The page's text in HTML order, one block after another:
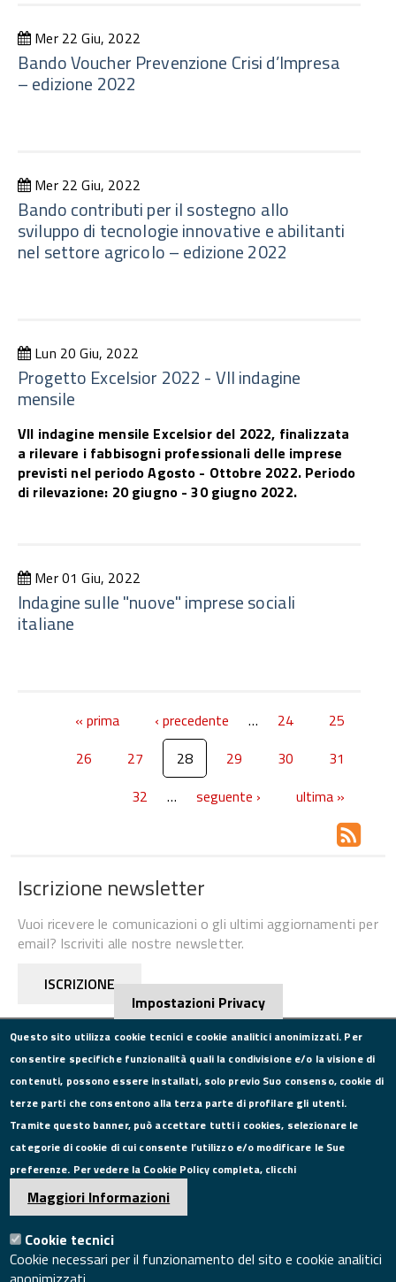
Mer 22 Giu, 2022
Bando Voucher Prevenzione Crisi d’Impresa
– edizione 2022
Mer 22 Giu, 2022
Bando contributi per il sostegno allo
sviluppo di tecnologie innovative e abilitanti
nel settore agricolo – edizione 2022
Lun 20 Giu, 2022
Progetto Excelsior 2022 - VII indagine
mensile
VII indagine mensile Excelsior del 2022, finalizzata
a rilevare i fabbisogni professionali delle imprese
previsti nel periodo Agosto - Ottobre 2022. Periodo
di rilevazione: 20 giugno - 30 giugno 2022.
Mer 01 Giu, 2022
Indagine sulle "nuove" imprese sociali
italiane
« prima ‹ precedente … 24
25
26
27 28 29 30
31
32
… seguente › ultima »
Iscrizione newsletter
Vuoi ricevere le comunicazioni o gli ultimi aggiornamenti per
email? Iscriviti alle nostre newsletter.
ISCRIZIONE
CONTATTI
Via Roma, 75, 81100 Caserta
Tel. 0823249111
Pec:camera.commercio.caserta@ce.legalmail.camcom.it
Email:info@ce.camcom.it
DATI PER LA FATTURAZIONE
P.I. 00908580616
C.F. 80004270619
Impostazioni Privacy
Questo sito utilizza cookie tecnici e cookie analitici anonimizzati. Per
consentire specifiche funzionalità quali la condivisione e/o la visione di
contenuti, possono essere installati, solo previo Suo consenso, cookie di
terze parti che consentono alla terza parte di profilare gli utenti.
Tramite questo banner, può accettare tutti i cookies, selezionare le
categorie di cookie di cui consente l’utilizzo e/o modificare le Sue
preferenze. Per vedere la Cookie Policy completa, clicchi
Maggiori Informazioni
Cookie tecnici
Cookie necessari per il funzionamento del sito e cookie analitici